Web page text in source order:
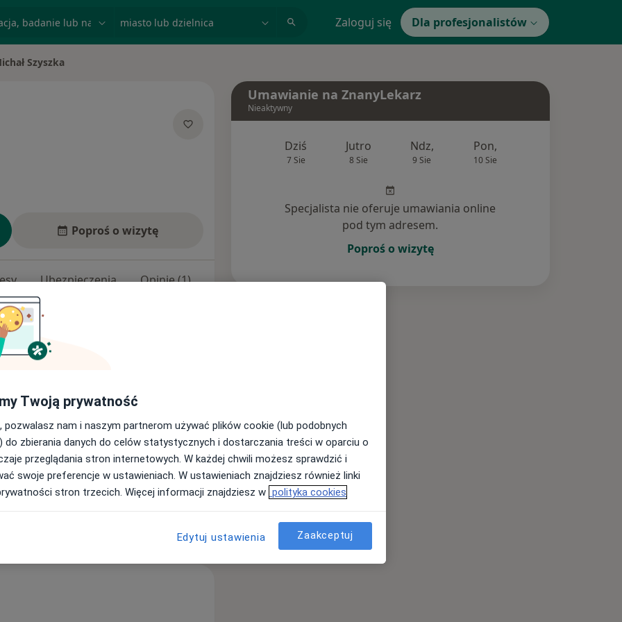
Zaloguj się Dla profesjonalistów
Szyszka
Poproś o wizytę
Ubezpieczenia Opinie (1)
do nowej siedziby w Chojnicach,
barkowa
Stany pourazowe
Umawianie na ZnanyLekarz
Nieaktywny
Dziś
7 Sie
Jutro
8 Sie
Ndz,
9 Sie
Pon,
10 Sie
Specjalista nie oferuje umawiania online
pod tym adresem.
Poproś o wizytę
Twoją prywatność
pozwalasz nam i naszym partnerom używać plików cookie (lub podobnych
do zbierania danych do celów statystycznych i dostarczania treści w oparciu o
przeglądania stron internetowych. W każdej chwili możesz sprawdzić i
swoje preferencje w ustawieniach. W ustawieniach znajdziesz również linki
stron trzecich. Więcej informacji znajdziesz w polityka cookies
Edytuj ustawienia Zaakceptuj